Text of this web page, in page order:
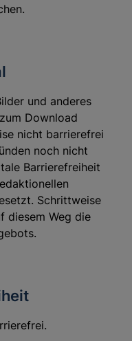
und anderes
Download
nicht barrierefrei
noch nicht
Barrierefreiheit
Schrittweise
diesem Weg die